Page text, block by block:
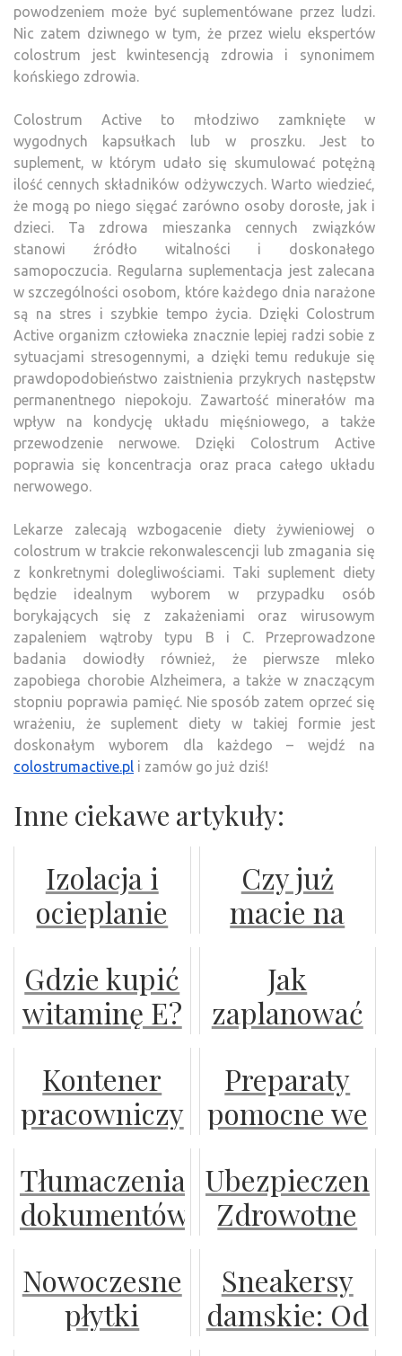
powodzeniem może być suplementówane przez ludzi.
Nic zatem dziwnego w tym, że przez wielu ekspertów
colostrum jest kwintesencją zdrowia i synonimem
końskiego zdrowia.
Colostrum Active to młodziwo zamknięte w
wygodnych kapsułkach lub w proszku. Jest to
suplement, w którym udało się skumulować potężną
ilość cennych składników odżywczych. Warto wiedzieć,
że mogą po niego sięgać zarówno osoby dorosłe, jak i
dzieci. Ta zdrowa mieszanka cennych związków
stanowi źródło witalności i doskonałego
samopoczucia. Regularna suplementacja jest zalecana
w szczególności osobom, które każdego dnia narażone
są na stres i szybkie tempo życia. Dzięki Colostrum
Active organizm człowieka znacznie lepiej radzi sobie z
sytuacjami stresogennymi, a dzięki temu redukuje się
prawdopodobieństwo zaistnienia przykrych następstw
permanentnego niepokoju. Zawartość minerałów ma
wpływ na kondycję układu mięśniowego, a także
przewodzenie nerwowe. Dzięki Colostrum Active
poprawia się koncentracja oraz praca całego układu
nerwowego.
Lekarze zalecają wzbogacenie diety żywieniowej o
colostrum w trakcie rekonwalescencji lub zmagania się
z konkretnymi dolegliwościami. Taki suplement diety
będzie idealnym wyborem w przypadku osób
borykających się z zakażeniami oraz wirusowym
zapaleniem wątroby typu B i C. Przeprowadzone
badania dowiodły również, że pierwsze mleko
zapobiega chorobie Alzheimera, a także w znaczącym
stopniu poprawia pamięć. Nie sposób zatem oprzeć się
wrażeniu, że suplement diety w takiej formie jest
doskonałym wyborem dla każdego – wejdź na
colostrumactive.pl i zamów go już dziś!
Inne ciekawe artykuły:
Izolacja i
ocieplanie
pianką PUR
Czy już
macie na
najlepszego
Gdzie kupić
witaminę E?
Jak
zaplanować
aby było jak
najtaniej?
Kontener
pracowniczy
funkcjonalność
i ergonomia
rozwiązaniu
Preparaty
pomocne we
ochronie
zbóż
Tłumaczenia
dokumentów
biznesu
Ubezpieczenie
Zdrowotne
A do Z: Jak
Działa NFZ,
Nowoczesne
płytki
Sneakersy
damskie: Od